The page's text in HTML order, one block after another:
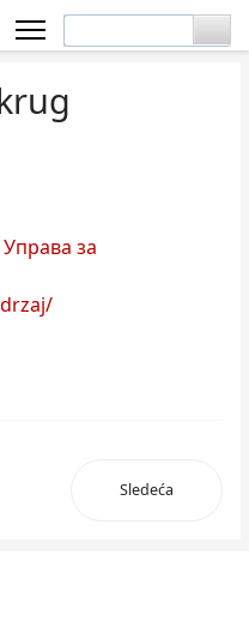
Управа за
Sledeća